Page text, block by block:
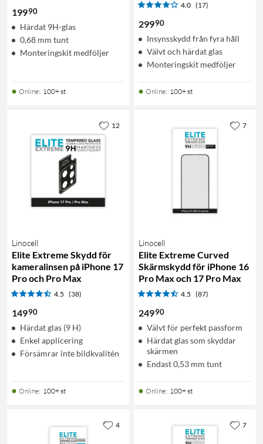
19990
Härdat 9H-glas
0,68 mm tunt
Monteringskit medföljer
Online: 100+ st
4.0 (17)
29990
Insynsskydd från fyra håll
Välvt och härdat glas
Monteringskit medföljer
Online: 100+ st
Linocell
Elite Extreme Skydd för
kameralinsen på iPhone 17
Pro och Pro Max
4.5 (38)
14990
Härdat glas (9 H)
Enkel applicering
Försämrar inte bildkvalitén
Online: 100+ st
12
Linocell
Elite Extreme Curved
Skärmskydd för iPhone 16
Pro Max och 17 Pro Max
4.5 (87)
24990
Välvt för perfekt passform
Härdat glas som skyddar
skärmen
Endast 0,53 mm tunt
Online: 100+ st
7
4 7